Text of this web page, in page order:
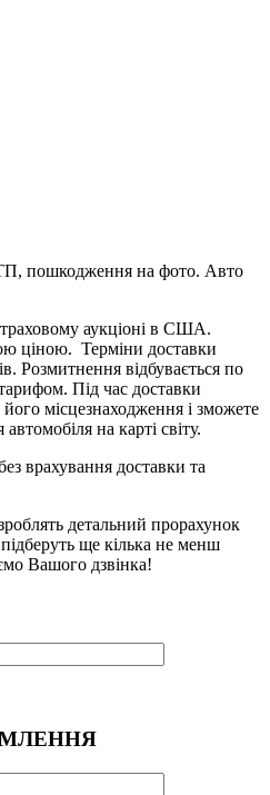
пошкодження на фото. Авто
аукціоні в США.
ціною. Терміни доставки
Розмитнення відбувається по
Під час доставки
місцезнаходження і зможете
на карті світу.
врахування доставки та
детальний прорахунок
підберуть ще кілька не менш
Вашого дзвінка!